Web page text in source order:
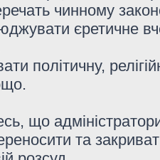
чинному
єретичне
політичну,
що
та